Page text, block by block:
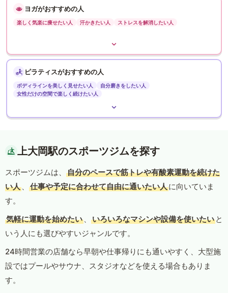
ヨガがおすすめの人
楽しく気楽に痩せたい人 汗かきたい人 ストレスを解消したい人
ピラティスがおすすめの人
ボディラインを美しく見せたい人
自分磨きをしたい人
女性だけの空間で楽しく続けたい人
上大岡駅のスポーツジムを探す
スポーツジムは、
自分のペースで筋トレや有酸素運動を続けた
い人 、 仕事や予定に合わせて自由に通いたい人に向いていま
す。
気軽に運動を始めたい 、 いろいろなマシンや設備を使いたい と
いう人にも選びやすいジャンルです。
24時間営業の店舗なら早朝や仕事帰りにも通いやすく、大型施
設ではプールやサウナ、スタジオなどを使える場合もありま
す。